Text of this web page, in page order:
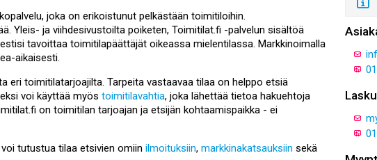
joka on erikoistunut pelkästään toimitiloihin.
Yleis- ja viihdesivustoilta poiketen, Toimitilat.fi -palvelun sisältöä
tavoittaa toimitilapäättäjät oikeassa mielentilassa. Markkinoimalla
aikaisesti.
eri toimitilatarjoajilta. Tarpeita vastaavaa tilaa on helppo etsiä
voi käyttää myös toimitilavahtia, joka lähettää tietoa hakuehtoja
on toimitilan tarjoajan ja etsijän kohtaamispaikka - ei
tutustua tilaa etsivien omiin ilmoituksiin, markkinakatsauksiin sekä